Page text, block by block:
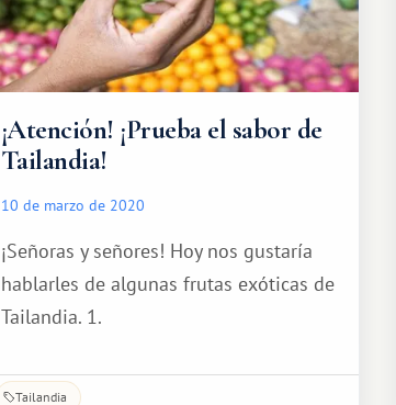
¡Atención! ¡Prueba el sabor de
Tailandia!
10 de marzo de 2020
¡Señoras y señores! Hoy nos gustaría
hablarles de algunas frutas exóticas de
Tailandia. 1.
Tailandia